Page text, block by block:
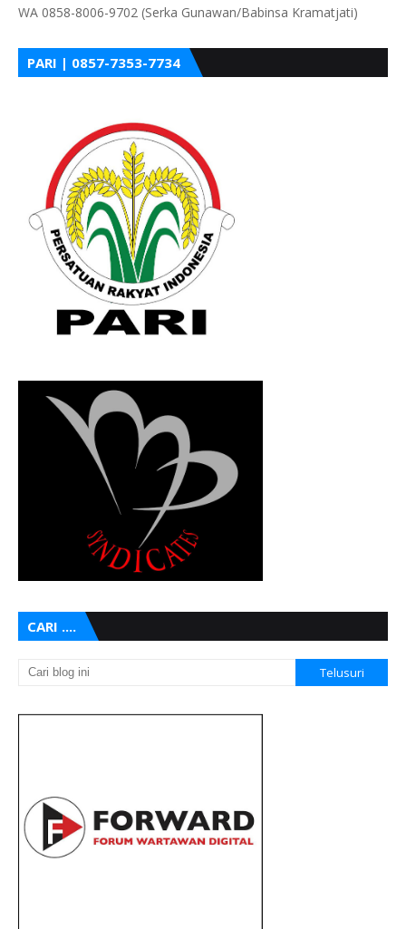
WA 0858-8006-9702 (Serka Gunawan/Babinsa Kramatjati)
PARI | 0857-7353-7734
CARI ....